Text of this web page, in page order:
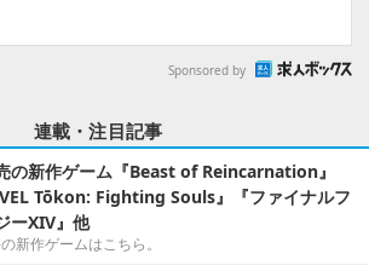
Sponsored by
連載・注目記事
の新作ゲーム『Beast of Reincarnation』
Tōkon: Fighting Souls』『ファイナルフ
ーXIV』他
新作ゲームはこちら。